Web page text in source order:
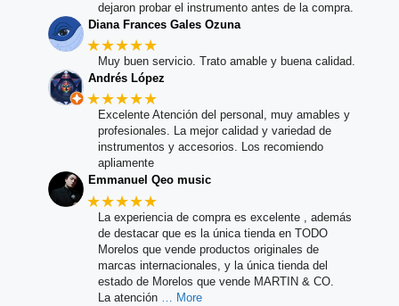
dejaron probar el instrumento antes de la compra.
Diana Frances Gales Ozuna
★★★★★
Muy buen servicio. Trato amable y buena calidad.
Andrés López
★★★★★
Excelente Atención del personal, muy amables y
profesionales. La mejor calidad y variedad de
instrumentos y accesorios. Los recomiendo
apliamente
Emmanuel Qeo music
★★★★★
La experiencia de compra es excelente , además
de destacar que es la única tienda en TODO
Morelos que vende productos originales de
marcas internacionales, y la única tienda del
estado de Morelos que vende MARTIN & CO.
La atención
… More